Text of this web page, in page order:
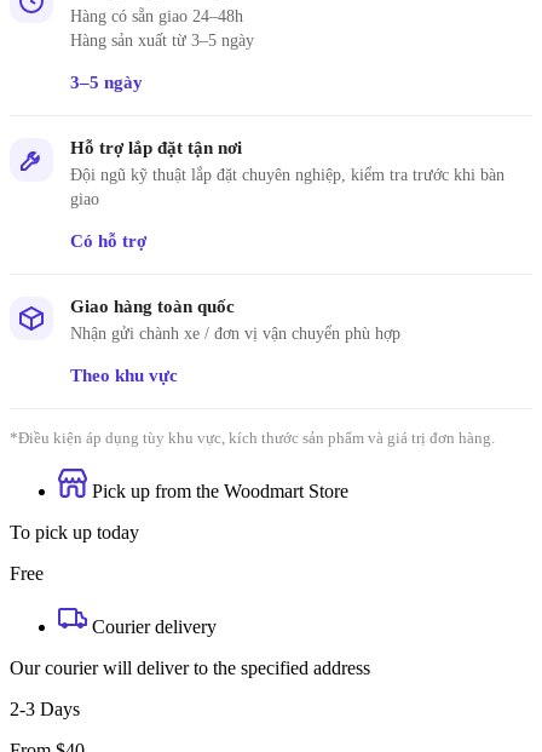
Hàng có sẵn giao 24–48h
Hàng sản xuất từ 3–5 ngày
3–5 ngày
Hỗ trợ lắp đặt tận nơi
Đội ngũ kỹ thuật lắp đặt chuyên nghiệp, kiểm tra trước khi bàn
giao
Có hỗ trợ
Giao hàng toàn quốc
Nhận gửi chành xe / đơn vị vận chuyển phù hợp
Theo khu vực
*Điều kiện áp dụng tùy khu vực, kích thước sản phẩm và giá trị đơn hàng.
Pick up from the Woodmart Store
To pick up today
Free
Courier delivery
Our courier will deliver to the specified address
2-3 Days